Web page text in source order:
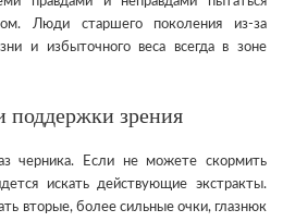
Люди старшего поколения из-за
и избыточного веса всегда в зоне
поддержки зрения
черника. Если не можете скормить
искать действующие экстракты.
вторые, более сильные очки, глазнюк